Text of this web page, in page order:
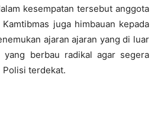
kesempatan tersebut anggota
juga himbauan kepada
ajaran ajaran yang di luar
yang berbau radikal agar segera
terdekat.